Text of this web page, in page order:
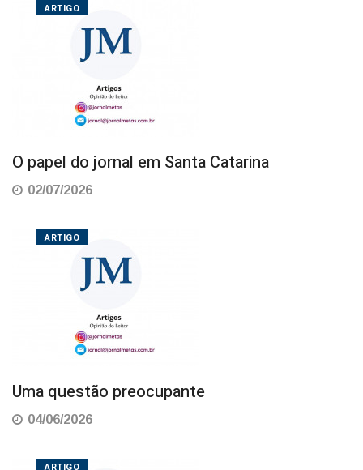
ARTIGO
O papel do jornal em Santa Catarina
02/07/2026
ARTIGO
Uma questão preocupante
04/06/2026